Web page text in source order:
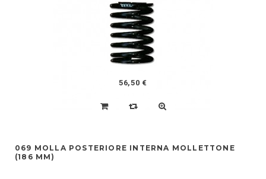
56,50 €
069 MOLLA POSTERIORE INTERNA MOLLETTONE
(186 MM)